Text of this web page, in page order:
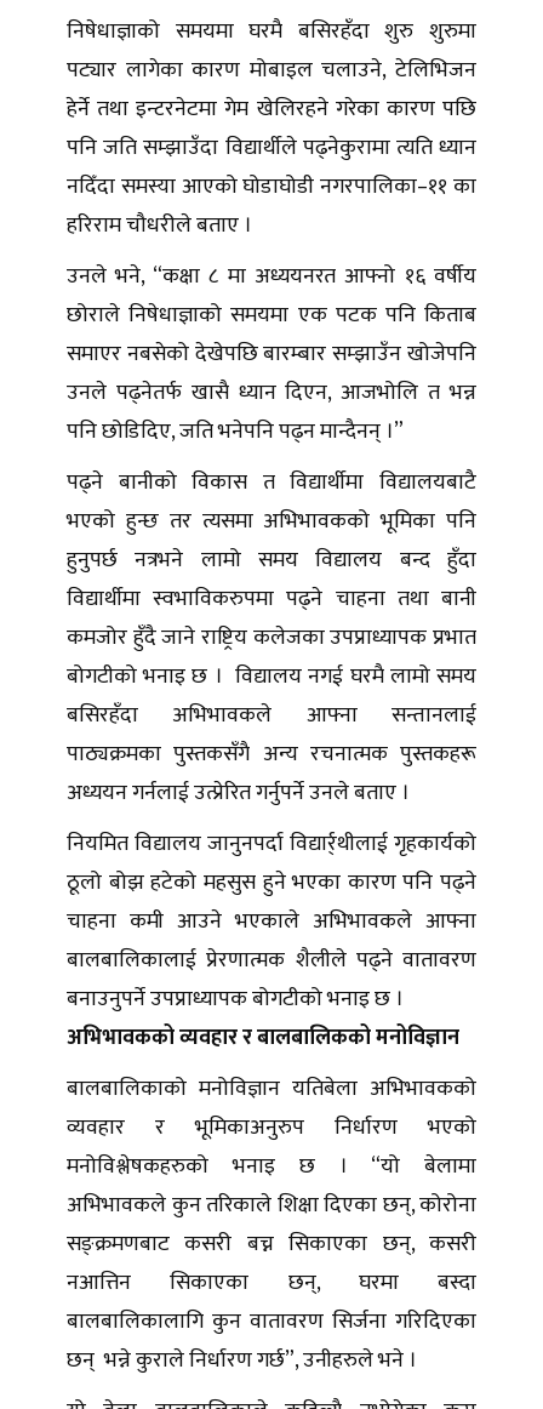
निषेधाज्ञाको समयमा घरमै बसिरहँदा शुरु शुरुमा
पट्यार लागेका कारण मोबाइल चलाउने, टेलिभिजन
हेर्ने तथा इन्टरनेटमा गेम खेलिरहने गरेका कारण पछि
पनि जति सम्झाउँदा विद्यार्थीले पढ्नेकुरामा त्यति ध्यान
नदिँदा समस्या आएको घोडाघोडी नगरपालिका–११ का
हरिराम चौधरीले बताए ।
उनले भने, “कक्षा ८ मा अध्ययनरत आफ्नो १६ वर्षीय
छोराले निषेधाज्ञाको समयमा एक पटक पनि किताब
समाएर नबसेको देखेपछि बारम्बार सम्झाउँन खोजेपनि
उनले पढ्नेतर्फ खासै ध्यान दिएन, आजभोलि त भन्न
पनि छोडिदिए, जति भनेपनि पढ्न मान्दैनन् ।”
पढ्ने बानीको विकास त विद्यार्थीमा विद्यालयबाटै
भएको हुन्छ तर त्यसमा अभिभावकको भूमिका पनि
हुनुपर्छ नत्रभने लामो समय विद्यालय बन्द हुँदा
विद्यार्थीमा स्वभाविकरुपमा पढ्ने चाहना तथा बानी
कमजोर हुँदै जाने राष्ट्रिय कलेजका उपप्राध्यापक प्रभात
बोगटीको भनाइ छ । विद्यालय नगई घरमै लामो समय
बसिरहँदा अभिभावकले आफ्ना सन्तानलाई
पाठ्यक्रमका पुस्तकसँगै अन्य रचनात्मक पुस्तकहरू
अध्ययन गर्नलाई उत्प्रेरित गर्नुपर्ने उनले बताए ।
नियमित विद्यालय जानुनपर्दा विद्यार्र्थीलाई गृहकार्यको
ठूलो बोझ हटेको महसुस हुने भएका कारण पनि पढ्ने
चाहना कमी आउने भएकाले अभिभावकले आफ्ना
बालबालिकालाई प्रेरणात्मक शैलीले पढ्ने वातावरण
बनाउनुपर्ने उपप्राध्यापक बोगटीको भनाइ छ ।
अभिभावकको व्यवहार र बालबालिकको मनोविज्ञान
बालबालिकाको मनोविज्ञान यतिबेला अभिभावकको
व्यवहार र भूमिकाअनुरुप निर्धारण भएको
मनोविश्लेषकहरुको भनाइ छ । “यो बेलामा
अभिभावकले कुन तरिकाले शिक्षा दिएका छन्, कोरोना
सङ्क्रमणबाट कसरी बच्न सिकाएका छन्, कसरी
नआत्तिन सिकाएका छन्, घरमा बस्दा
बालबालिकालागि कुन वातावरण सिर्जना गरिदिएका
छन् भन्ने कुराले निर्धारण गर्छ”, उनीहरुले भने ।